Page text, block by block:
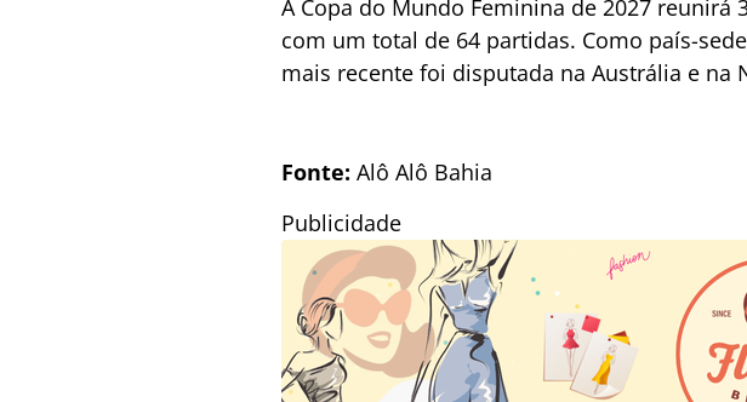
A Copa do Mundo Feminina de 2027
com um total de 64 partidas. Como país-
mais recente foi disputada na Austrália e na
Fonte: Alô Alô Bahia
Publicidade